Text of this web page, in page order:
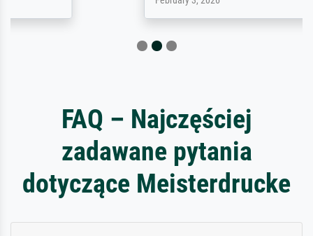
FAQ – Najczęściej
zadawane pytania
dotyczące Meisterdrucke